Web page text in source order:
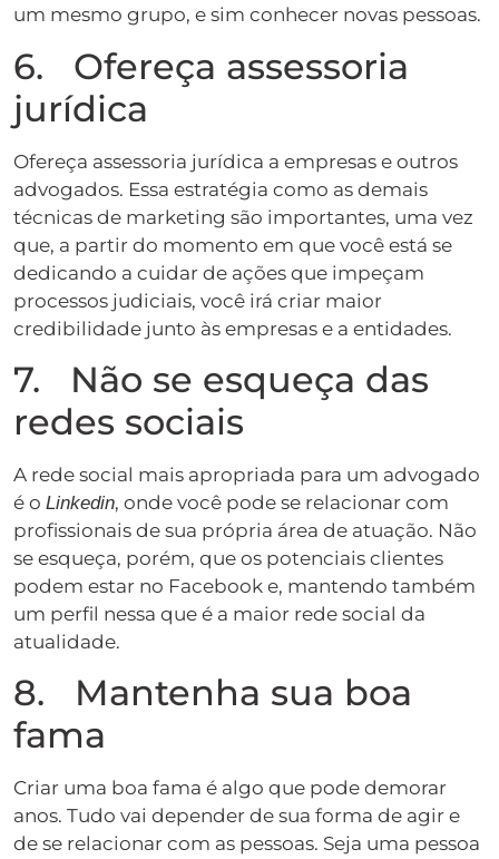
um mesmo grupo, e sim conhecer novas pessoas.
6. Ofereça assessoria
jurídica
Ofereça assessoria jurídica a empresas e outros
advogados. Essa estratégia como as demais
técnicas de marketing são importantes, uma vez
que, a partir do momento em que você está se
dedicando a cuidar de ações que impeçam
processos judiciais, você irá criar maior
credibilidade junto às empresas e a entidades.
7. Não se esqueça das
redes sociais
A rede social mais apropriada para um advogado
é o Linkedin, onde você pode se relacionar com
profissionais de sua própria área de atuação. Não
se esqueça, porém, que os potenciais clientes
podem estar no Facebook e, mantendo também
um perfil nessa que é a maior rede social da
atualidade.
8. Mantenha sua boa
fama
Criar uma boa fama é algo que pode demorar
anos. Tudo vai depender de sua forma de agir e
de se relacionar com as pessoas. Seja uma pessoa